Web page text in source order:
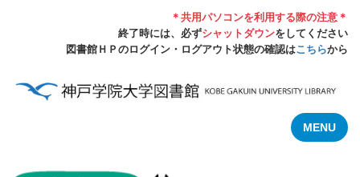
＊共用パソコンを利用する際の注意＊
終了時には、必ずシャットダウンをしてください
図書館ＨＰのログイン・ログアウト状態の確認はこちらから
MENU